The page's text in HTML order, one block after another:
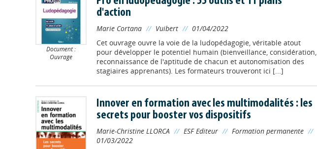
Document :
Ouvrage
d'action
Marie Cortana // Vuibert // 01/04/2022
Cet ouvrage ouvre la voie de la ludopédagogie, véritable atout
pour développer le potentiel humain (bienveillance, considération,
reconnaissance de l'aptitude de chacun et autonomisation des
stagiaires apprenants). Les formateurs trouveront ici [...]
Innover en formation avec les multimodalités : les
secrets pour booster vos dispositifs
Marie-Christine LLORCA // ESF Editeur // Formation permanente //
01/03/2022